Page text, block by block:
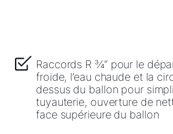
Raccords R ¾“ pour le
froide, l’eau chaude et la
dessus du ballon pour
tuyauterie, ouverture de
face supérieure du ballon
Bonjour !
Comment pouvons-nous vous